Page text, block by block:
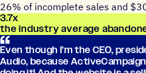
26% of incomplete sales and
3.7x
the industry average
Even though I’m the CEO,
Audio, because